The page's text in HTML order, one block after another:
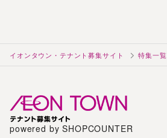
イオンタウン・テナント募集サイト 特集一覧
powered by SHOPCOUNTER